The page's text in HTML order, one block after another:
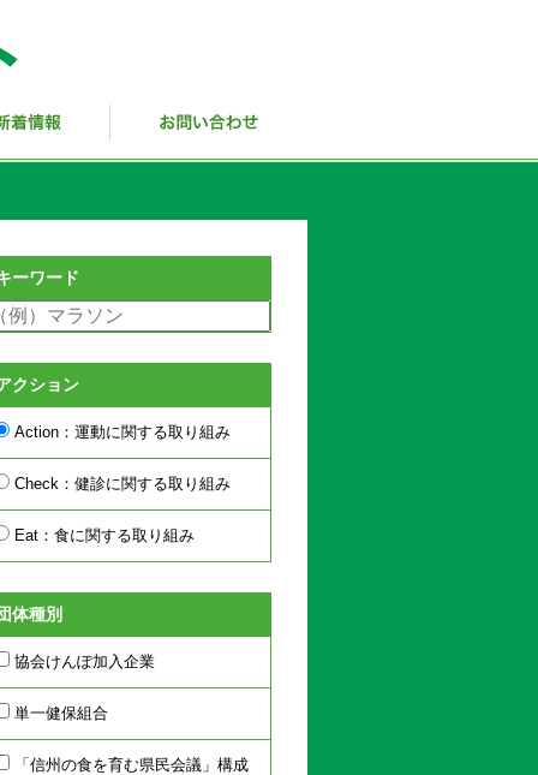
ーワード
クション
Action：運動に関する取り組み
Check：健診に関する取り組み
Eat：食に関する取り組み
体種別
協会けんぽ加入企業
単一健保組合
「信州の食を育む県民会議」構成